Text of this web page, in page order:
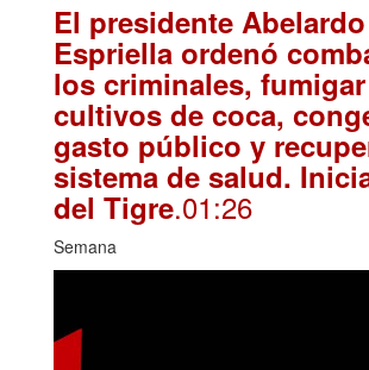
El presidente
Espriella ordenó
los criminales,
cultivos de coca,
gasto público y
sistema de salud.
del Tigre.01:26
Semana